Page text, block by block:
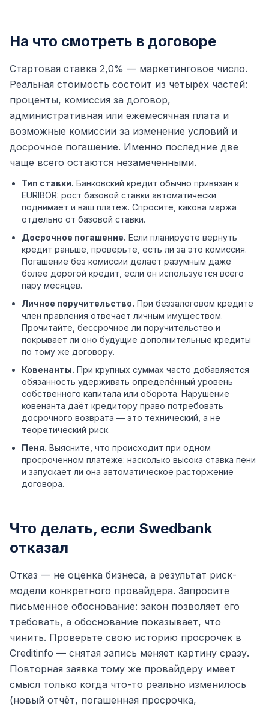
На что смотреть в договоре
Стартовая ставка 2,0% — маркетинговое число.
Реальная стоимость состоит из четырёх частей:
проценты, комиссия за договор,
административная или ежемесячная плата и
возможные комиссии за изменение условий и
досрочное погашение. Именно последние две
чаще всего остаются незамеченными.
Тип ставки. Банковский кредит обычно привязан к
EURIBOR: рост базовой ставки автоматически
поднимает и ваш платёж. Спросите, какова маржа
отдельно от базовой ставки.
Досрочное погашение. Если планируете вернуть
кредит раньше, проверьте, есть ли за это комиссия.
Погашение без комиссии делает разумным даже
более дорогой кредит, если он используется всего
пару месяцев.
Личное поручительство. При беззалоговом кредите
член правления отвечает личным имуществом.
Прочитайте, бессрочное ли поручительство и
покрывает ли оно будущие дополнительные кредиты
по тому же договору.
Ковенанты. При крупных суммах часто добавляется
обязанность удерживать определённый уровень
собственного капитала или оборота. Нарушение
ковенанта даёт кредитору право потребовать
досрочного возврата — это технический, а не
теоретический риск.
Пеня. Выясните, что происходит при одном
просроченном платеже: насколько высока ставка пени
и запускает ли она автоматическое расторжение
договора.
Что делать, если Swedbank
отказал
Отказ — не оценка бизнеса, а результат риск-
модели конкретного провайдера. Запросите
письменное обоснование: закон позволяет его
требовать, а обоснование показывает, что
чинить. Проверьте свою историю просрочек в
Creditinfo — снятая запись меняет картину сразу.
Повторная заявка тому же провайдеру имеет
смысл только когда что-то реально изменилось
(новый отчёт, погашенная просрочка,